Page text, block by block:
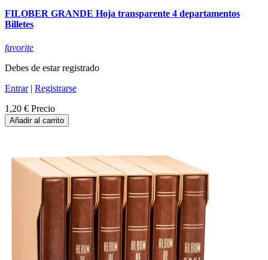
FILOBER GRANDE Hoja transparente 4 departamentos
Billetes
favorite
Debes de estar registrado
Entrar| Registrarse
1,20 € Precio
Añadir al carrito